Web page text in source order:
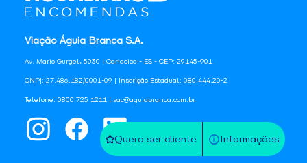
Quero ser cliente Informações
Viação Águia Branca S.A.
Av. Mario Gurgel, 5030 | Cariacica - ES - CEP: 29145-901
CNPJ: 27.486.182/0001-09 | Inscrição Estadual: 080.444.20-2
Telefone: 0800 725 1211 | sac@aguiabranca.com.br